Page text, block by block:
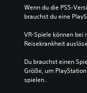
Wenn du die PS5-
brauchst du eine
VR-Spiele können bei
Reisekrankheit
Du brauchst einen
Größe, um
spielen.